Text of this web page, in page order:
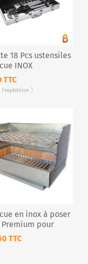
18 Pcs ustensiles
INOX
TTC
l'expédition
en inox à poser
Premium pour
TTC